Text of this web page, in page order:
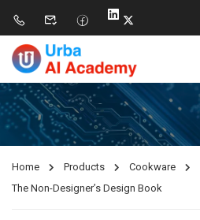
Home Products
Cookware
The Non-Designer’s Design Book